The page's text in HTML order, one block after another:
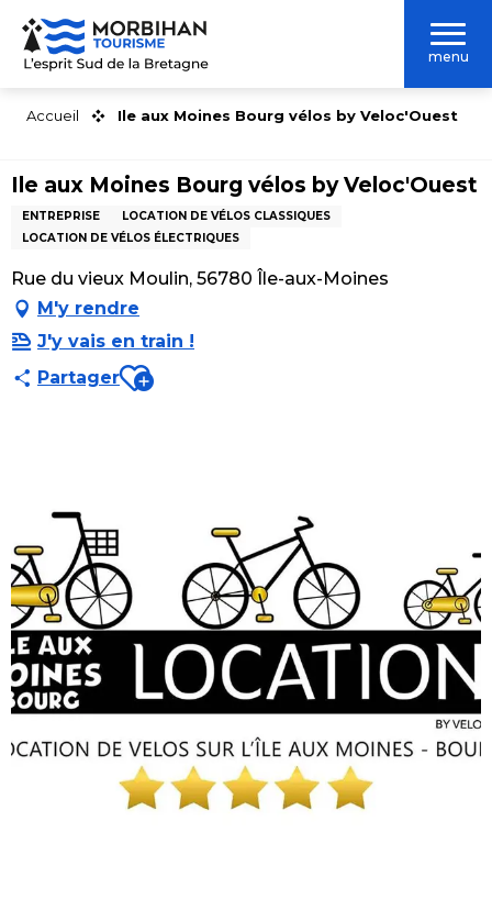
Aller
contenu
menu
Accueil Ile aux Moines Bourg vélos by Veloc'Ouest
Ile aux Moines Bourg vélos by Veloc'Ouest
ENTREPRISE
LOCATION DE VÉLOS CLASSIQUES
LOCATION DE VÉLOS ÉLECTRIQUES
Rue du vieux Moulin, 56780 Île-aux-Moines
M'y rendre
J'y vais en train !
PartagerAjouter aux favoris